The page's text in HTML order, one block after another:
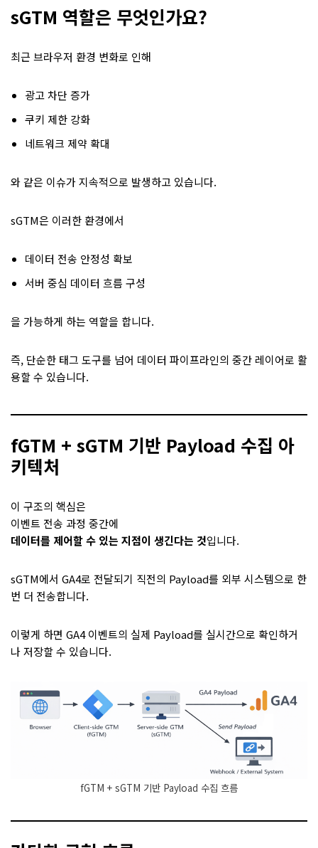
sGTM 역할은 무엇인가요?
최근 브라우저 환경 변화로 인해
광고 차단 증가
쿠키 제한 강화
네트워크 제약 확대
와 같은 이슈가 지속적으로 발생하고 있습니다.
sGTM은 이러한 환경에서
데이터 전송 안정성 확보
서버 중심 데이터 흐름 구성
을 가능하게 하는 역할을 합니다.
즉, 단순한 태그 도구를 넘어 데이터 파이프라인의 중간 레이어로 활
용할 수 있습니다.
fGTM + sGTM 기반 Payload 수집 아
키텍처
이 구조의 핵심은
이벤트 전송 과정 중간에
데이터를 제어할 수 있는 지점이 생긴다는 것입니다.
sGTM에서 GA4로 전달되기 직전의 Payload를 외부 시스템으로 한
번 더 전송합니다.
이렇게 하면 GA4 이벤트의 실제 Payload를 실시간으로 확인하거
나 저장할 수 있습니다.
fGTM + sGTM 기반 Payload 수집 흐름